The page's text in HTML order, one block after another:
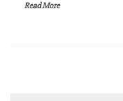
Read More